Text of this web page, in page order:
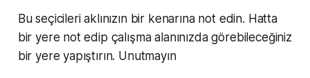
Bu seçicileri aklınızın bir kenarına not edin. Hatta
bir yere not edip çalışma alanınızda görebileceğiniz
bir yere yapıştırın. Unutmayın